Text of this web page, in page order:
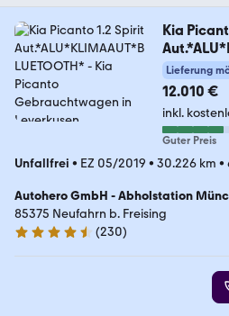
Kia
*Lieferung
12.010 €
inkl.
Guter Preis
Unfallfrei • EZ 05/2019 • 30.226 km •
Autohero GmbH - Abholstation
85375 Neufahrn b. Freising
4.4 Sterne
(230)